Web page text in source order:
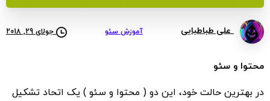
علی طباطبایی آموزش سئو جولای 29, 2018
محتوا و سئو
در بهترین حالت خود، این دو ( محتوا و سئو ) یک اتحاد تشکیل